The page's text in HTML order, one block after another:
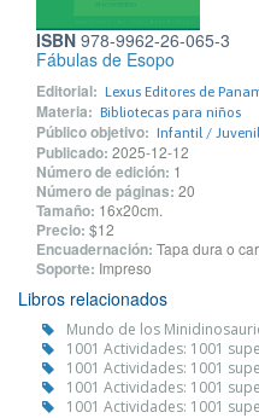
ISBN 978-9962-26-065-3
Fábulas de Esopo
Editorial: Lexus Editores de
Materia: Bibliotecas para niños
Público objetivo: Infantil / Juvenil
Publicado: 2025-12-12
Número de edición: 1
Número de páginas: 20
Tamaño: 16x20cm.
Precio: $12
Encuadernación: Tapa dura o
Soporte: Impreso
Libros relacionados
Mundo de los
1001 Actividades: 1001
1001 Actividades: 1001
1001 Actividades: 1001
1001 Actividades: 1001